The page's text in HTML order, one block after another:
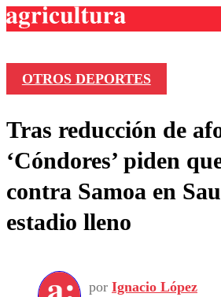
Frecuencias
Agricultura TV
Deportes
Colo Colo
Motor
Torneo Internacional
Entretención
Noticias
Internacional
Vida Social
Programas
OTROS DEPORTES
Tras reducción de
‘Cóndores’ piden
contra Samoa en
estadio lleno
por Ignacio López